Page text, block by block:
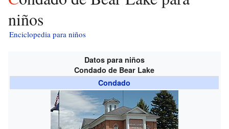
niños
Enciclopedia para niños
Datos para niños
Condado de Bear Lake
Condado